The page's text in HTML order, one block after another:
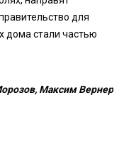
для
дома стали частью
Максим Вернер